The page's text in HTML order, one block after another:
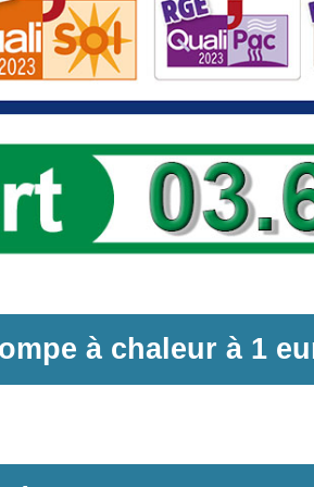
à chaleur à 1